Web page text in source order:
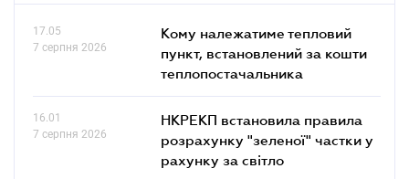
17.05
7 серпня 2026
Кому належатиме тепловий
пункт, встановлений за кошти
теплопостачальника
16.01
7 серпня 2026
НКРЕКП встановила правила
розрахунку "зеленої" частки у
рахунку за світло